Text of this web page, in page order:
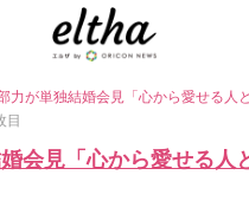
力が単独結婚会見「心から愛せる人
目
会見「心から愛せる人